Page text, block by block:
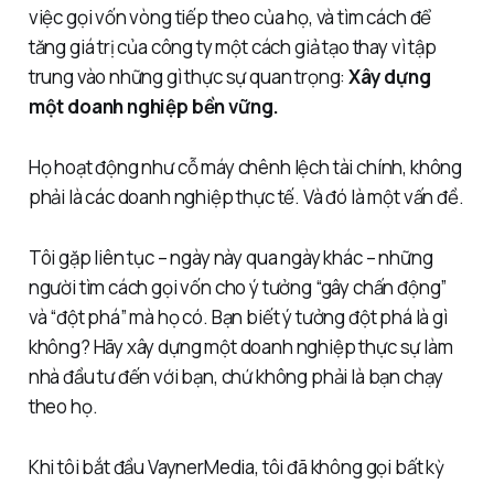
việc gọi vốn vòng tiếp theo của họ, và tìm cách để
tăng giá trị của công ty một cách giả tạo thay vì tập
trung vào những gì thực sự quan trọng:Xây dựng
một doanh nghiệp bền vững.
Họ hoạt động như cỗ máy chênh lệch tài chính, không
phải là các doanh nghiệp thực tế. Và đó là một vấn đề.
Tôi gặp liên tục – ngày này qua ngày khác – những
người tìm cách gọi vốn cho ý tưởng “gây chấn động”
và “đột phá” mà họ có. Bạn biết ý tưởng đột phá là gì
không? Hãy xây dựng một doanh nghiệp thực sự làm
nhà đầu tư đến với bạn, chứ không phải là bạn chạy
theo họ.
Khi tôi bắt đầu VaynerMedia, tôi đã không gọi bất kỳ